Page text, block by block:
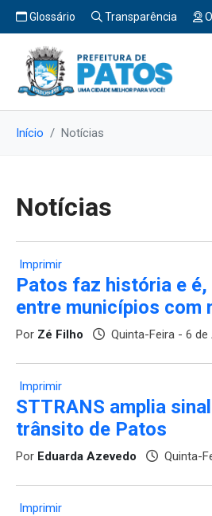
Glossário Transparência
Início Notícias
Notícias
Imprimir
Patos faz história e é,
entre municípios com
Por Zé Filho Quinta-Feira - 6
Imprimir
STTRANS amplia
trânsito de Patos
Por Eduarda Azevedo Quinta-
Imprimir